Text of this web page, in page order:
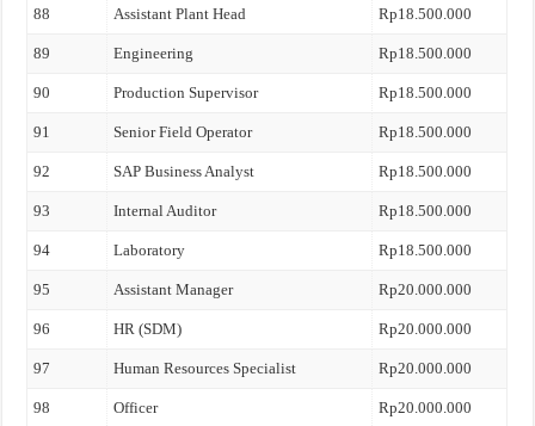
88 Assistant Plant Head Rp18.500.000
89 Engineering Rp18.500.000
90 Production Supervisor Rp18.500.000
91 Senior Field Operator Rp18.500.000
92 SAP Business Analyst Rp18.500.000
93 Internal Auditor Rp18.500.000
94 Laboratory Rp18.500.000
95 Assistant Manager Rp20.000.000
96 HR (SDM) Rp20.000.000
97 Human Resources Specialist Rp20.000.000
98 Officer Rp20.000.000